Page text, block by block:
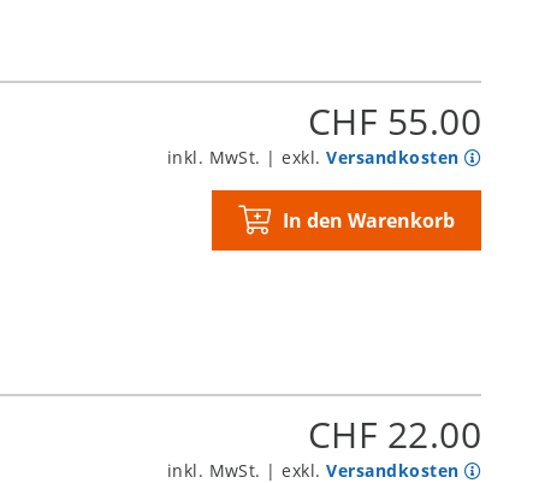
CHF 55.00
inkl. MwSt. | exkl.Versandkosten
In den Warenkorb
CHF 22.00
inkl. MwSt. | exkl.Versandkosten